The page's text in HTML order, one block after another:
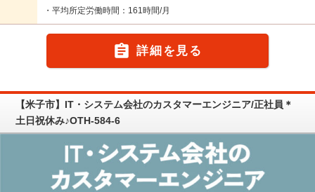
・平均所定労働時間：161時間/月
 詳細を見る
【米子市】IT・システム会社のカスタマーエンジニア/正社員＊
土日祝休み♪OTH-584-6